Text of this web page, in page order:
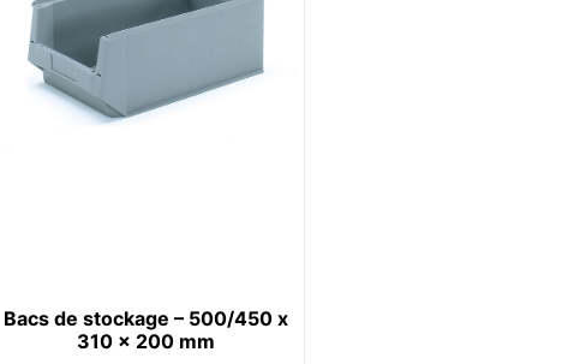
Bacs de stockage – 500/450 x
310 x 200 mm